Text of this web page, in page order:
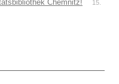
Chemnitz!
15.